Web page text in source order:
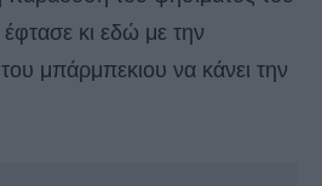
κι εδώ με την
μπάρμπεκιου να κάνει την